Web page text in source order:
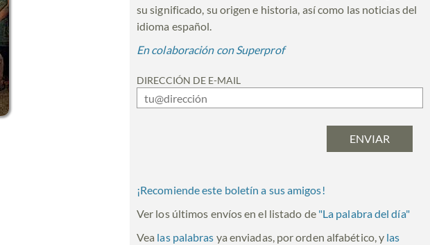
su significado, su origen e historia, así como las noticias del
idioma español.
En colaboración con Superprof
DIRECCIÓN DE E-MAIL
¡Recomiende este boletín a sus amigos!
Ver los últimos envíos en el listado de "La palabra del día"
Vea las palabras ya enviadas, por orden alfabético, y las